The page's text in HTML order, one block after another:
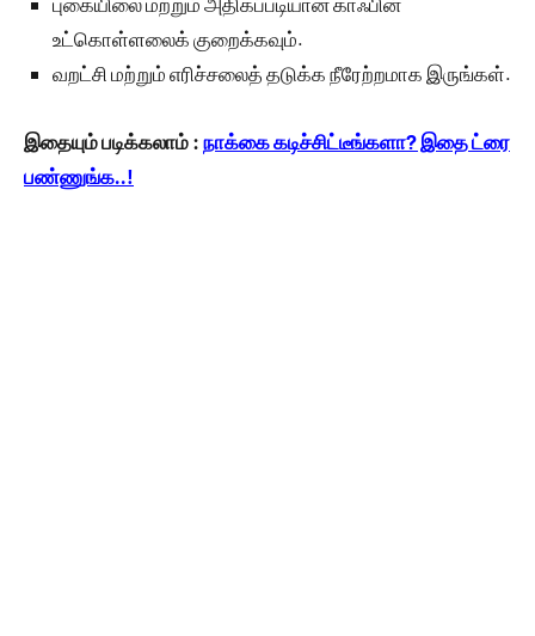
உட்கொள்ளலைக் குறைக்கவும்.
வறட்சி மற்றும் எரிச்சலைத் தடுக்க நீரேற்றமாக இருங்கள்.
இதையும் படிக்கலாம் : நாக்கை கடிச்சிட்டீங்களா? இதை ட்ரை
பண்ணுங்க..!